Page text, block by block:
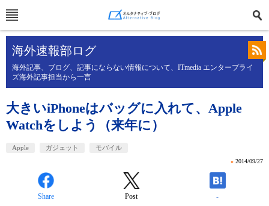
海外速報部ログ
海外記事、ブログ、記事にならない情報について、ITmedia エンタープライ
ズ海外記事担当から一言
大きいiPhoneはバッグに入れて、Apple
Watchをしよう（来年に）
Apple ガジェット モバイル
» 2014/09/27
Share Post -